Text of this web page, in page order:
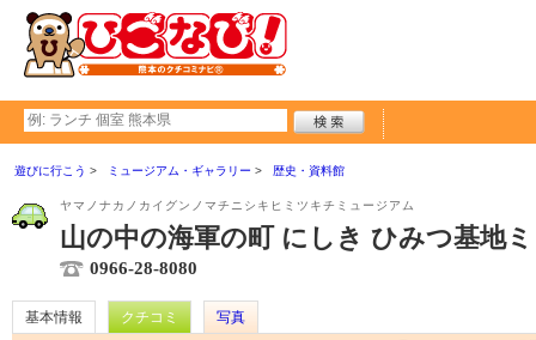
遊びに行こう ミュージアム・ギャラリー 歴史・資料館
ヤマノナカノカイグンノマチニシキヒミツキチミュージアム
山の中の海軍の町 にしき ひみつ基地
0966-28-8080
基本情報 クチコミ
写真